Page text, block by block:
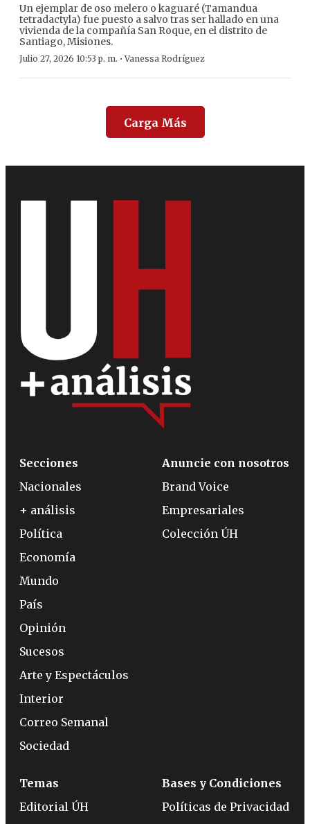
Un ejemplar de oso melero o kaguaré (Tamandua
tetradactyla) fue puesto a salvo tras ser hallado en una
vivienda de la compañía San Roque, en el distrito de
Santiago, Misiones.
Julio 27, 2026 10:53 p. m. ·Vanessa Rodríguez
Carga Más
Secciones
Nacionales
+ análisis
Política
Economía
Mundo
País
Opinión
Sucesos
Arte y Espectáculos
Interior
Correo Semanal
Sociedad
Anuncie con nosotros
Brand Voice
Empresariales
Colección ÚH
Temas
Editorial ÚH
Bases y Condiciones
Políticas de Privacidad